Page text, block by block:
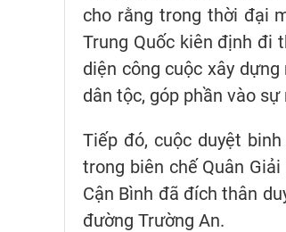
cho rằng trong thời đại
Trung Quốc kiên định đi
diện công cuộc xây
dân tộc, góp phần vào
Tiếp đó, cuộc duyệt
trong biên chế Quân
Cận Bình đã đích thân
đường Trường An.